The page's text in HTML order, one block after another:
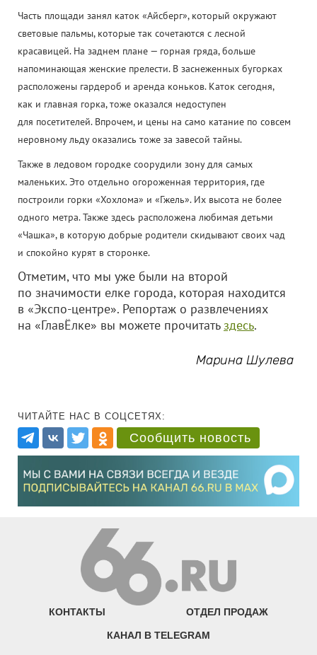
Часть площади занял каток «Айсберг», который окружают
световые пальмы, которые так сочетаются с лесной
красавицей. На заднем плане — горная гряда, больше
напоминающая женские прелести. В заснеженных бугорках
расположены гардероб и аренда коньков. Каток сегодня,
как и главная горка, тоже оказался недоступен
для посетителей. Впрочем, и цены на само катание по совсем
неровному льду оказались тоже за завесой тайны.
Также в ледовом городке соорудили зону для самых
маленьких. Это отдельно огороженная территория, где
построили горки «Хохлома» и «Гжель». Их высота не более
одного метра. Также здесь расположена любимая детьми
«Чашка», в которую добрые родители скидывают своих чад
и спокойно курят в сторонке.
Отметим, что мы уже были на второй
по значимости елке города, которая находится
в «Экспо-центре». Репортаж о развлечениях
на «ГлавЁлке» вы можете прочитатьздесь.
Марина Шулева
ЧИТАЙТЕ НАС В СОЦСЕТЯХ:
Сообщить новость
КОНТАКТЫ ОТДЕЛ ПРОДАЖ
КАНАЛ В TELEGRAM